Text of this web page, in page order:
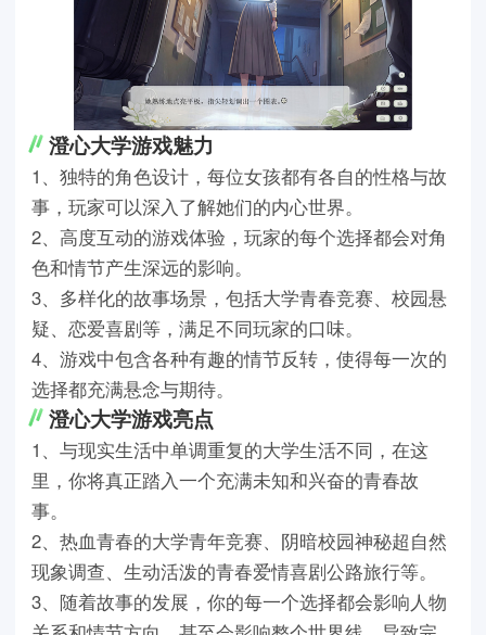
澄心大学游戏魅力
1、独特的角色设计，每位女孩都有各自的性格与故
事，玩家可以深入了解她们的内心世界。
2、高度互动的游戏体验，玩家的每个选择都会对角
色和情节产生深远的影响。
3、多样化的故事场景，包括大学青春竞赛、校园悬
疑、恋爱喜剧等，满足不同玩家的口味。
4、游戏中包含各种有趣的情节反转，使得每一次的
选择都充满悬念与期待。
澄心大学游戏亮点
1、与现实生活中单调重复的大学生活不同，在这
里，你将真正踏入一个充满未知和兴奋的青春故
事。
2、热血青春的大学青年竞赛、阴暗校园神秘超自然
现象调查、生动活泼的青春爱情喜剧公路旅行等。
3、随着故事的发展，你的每一个选择都会影响人物